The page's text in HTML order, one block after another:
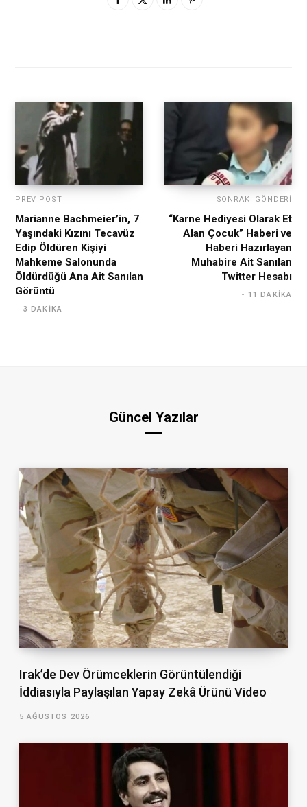
PREV POST
Marianne Bachmeier’in, 7
Yaşındaki Kızını Tecavüz
Edip Öldüren Kişiyi
Mahkeme Salonunda
Öldürdüğü Ana Ait Sanılan
Görüntü
3 DAKIKA
SONRAKI GÖNDERI
“Karne Hediyesi Olarak Et
Alan Çocuk” Haberi ve
Haberi Hazırlayan
Muhabire Ait Sanılan
Twitter Hesabı
11 DAKIKA
Güncel Yazılar
Irak’de Dev Örümceklerin Görüntülendiği
İddiasıyla Paylaşılan Yapay Zekâ Ürünü Video
5 AĞUSTOS 2026